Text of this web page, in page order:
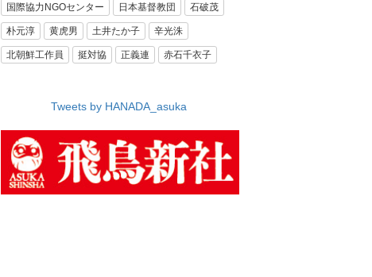
国際協力NGOセンター 日本基督教団 石破茂
朴元淳 黄虎男 土井たか子 辛光洙
北朝鮮工作員 挺対協 正義連 赤石千衣子
Tweets by HANADA_asuka